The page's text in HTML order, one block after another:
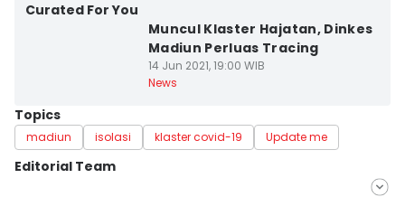
Curated For You
Muncul Klaster Hajatan, Dinkes
Madiun Perluas Tracing
14 Jun 2021, 19:00 WIB
News
Topics
madiun isolasi klaster covid-19 Update me
Editorial Team